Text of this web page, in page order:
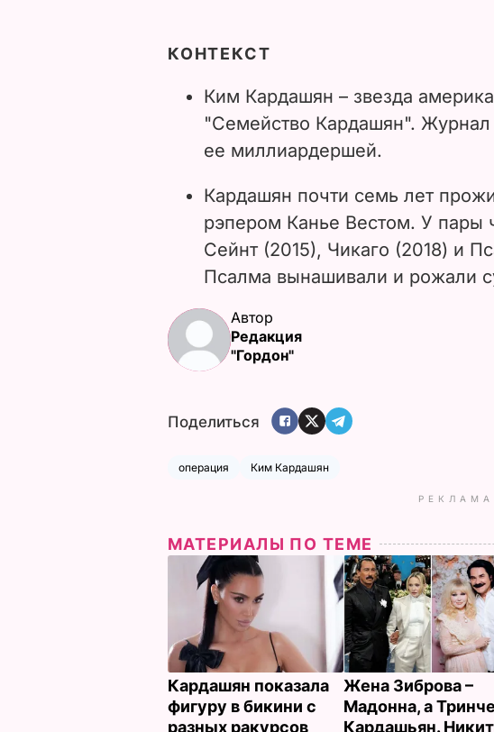
КОНТЕКСТ
Ким Кардашян – звезда
"Семейство Кардашян". Журнал
ее миллиардершей.
Кардашян почти семь лет
рэпером Канье Вестом. У пары
Сейнт (2015), Чикаго (2018) и
Псалма вынашивали и рожали
Автор
Редакция
"Гордон"
Поделиться
операция Ким Кардашян
РЕКЛАМА
МАТЕРИАЛЫ ПО ТЕМЕ
Кардашян показала
фигуру в бикини с
разных ракурсов
Жена Зиброва –
Мадонна, а
Кардашьян.